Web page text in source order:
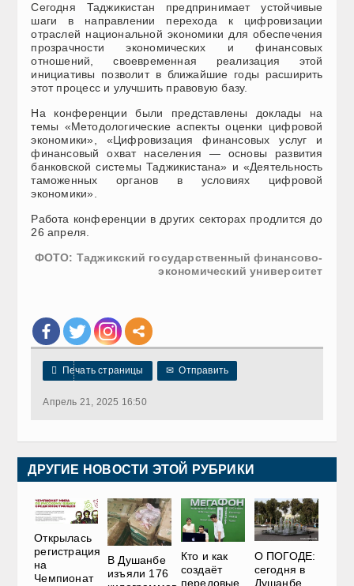
Сегодня Таджикистан предпринимает устойчивые
шаги в направлении перехода к цифровизации
отраслей национальной экономики для обеспечения
прозрачности экономических и финансовых
отношений, своевременная реализация этой
инициативы позволит в ближайшие годы расширить
этот процесс и улучшить правовую базу.
На конференции были представлены доклады на
темы «Методологические аспекты оценки цифровой
экономики», «Цифровизация финансовых услуг и
финансовый охват населения — основы развития
банковской системы Таджикистана» и «Деятельность
таможенных органов в условиях цифровой
экономики».
Работа конференции в других секторах продлится до
26 апреля.
ФОТО: Таджикский государственный финансово-
экономический университет
 Печать страницы ✉ Отправить
Апрель 21, 2025 16:50
ДРУГИЕ НОВОСТИ ЭТОЙ РУБРИКИ
Открылась
регистрация
на
Чемпионат
В Душанбе
изъяли 176
Кто и как
создаёт
передовые
О ПОГОДЕ:
сегодня в
Душанбе